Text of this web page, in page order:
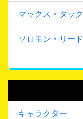
マックス・タック
ソロモン・リード
キャラクター